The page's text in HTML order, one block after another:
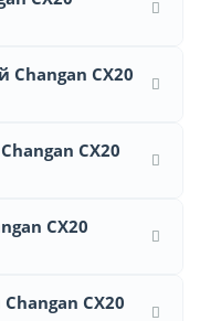
Changan CX20
CX20
CX20
CX20